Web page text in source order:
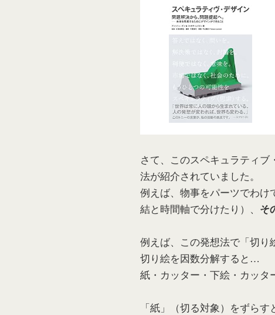
さて、このスペキュラティ
法が紹介されていました。
例えば、物事をパーツでわ
結と時間軸で分けたり）、 そ
例えば、この発想法で「切り
切り絵を因数分解すると…
紙・カッター・下絵・カッタ
「紙」（切る対象）をずら